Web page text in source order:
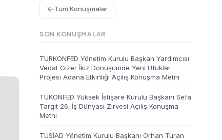
Tüm Konuşmalar
SON KONUŞMALAR
TÜRKONFED Yönetim Kurulu Başkan Yardımcısı
Vedat Gizer İkiz Dönüşümde Yeni Ufuklar
Projesi Adana Etkinliği Açılış Konuşma Metni
TÜKONFED Yüksek İstişare Kurulu Başkanı Sefa
Targıt 26. İş Dünyası Zirvesi Açılış Konuşma
Metni
TÜSİAD Yönetim Kurulu Başkanı Orhan Turan